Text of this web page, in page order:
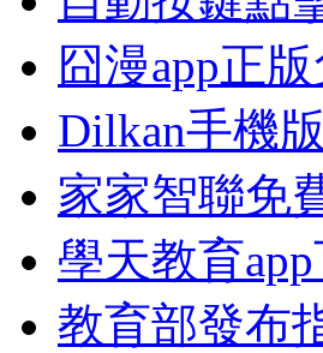
囧漫app正
Dilkan手機
家家智聯免
學天教育
教育部發布